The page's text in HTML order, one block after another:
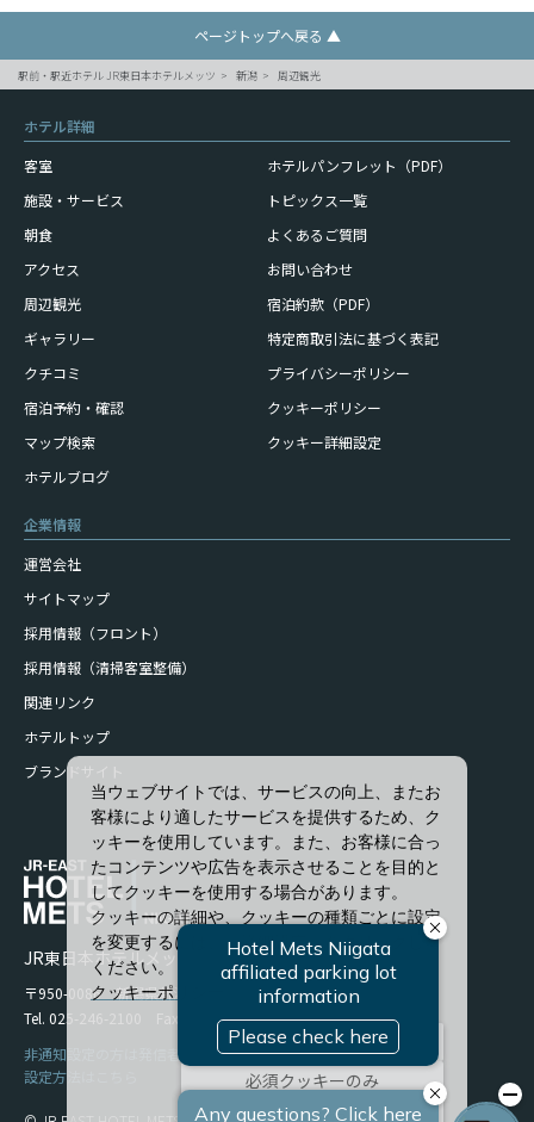
ページトップへ戻る ▲
駅前・駅近ホテル JR東日本ホテルメッツ 新潟 周辺観光
ホテル詳細
客室
施設・サービス
朝食
アクセス
周辺観光
ギャラリー
クチコミ
宿泊予約・確認
マップ検索
ホテルブログ
ホテルパンフレット（PDF）
トピックス一覧
よくあるご質問
お問い合わせ
宿泊約款（PDF）
特定商取引法に基づく表記
プライバシーポリシー
クッキーポリシー
クッキー詳細設定
企業情報
運営会社
サイトマップ
採用情報（フロント）
採用情報（清掃客室整備）
関連リンク
ホテルトップ
ブランドサイト
JR東日本ホテルメッツ 新潟
〒950-0086 新潟県新潟市中央区花園1-96-47
Tel. 025-246-2100 Fax. 025-246-2114
非通知設定の方は発信者番号を設定の上お電話ください。
設定方法はこちら
当ウェブサイトでは、サービスの向上、またお
客様により適したサービスを提供するため、ク
ッキーを使用しています。また、お客様に合っ
たコンテンツや広告を表示させることを目的と
してクッキーを使用する場合があります。
クッキーの詳細や、クッキーの種類ごとに設定
を変更するには、「詳細設定」をクリックして
ください。
クッキーポリシー
すべて許可
必須クッキーのみ